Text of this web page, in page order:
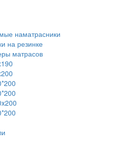
наматрасники
на резинке
матрасов